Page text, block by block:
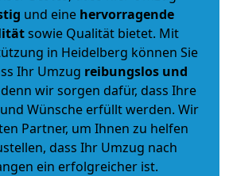
und eine hervorragende
sowie Qualität bietet. Mit
in Heidelberg können Sie
Ihr Umzug reibungslos und
wir sorgen dafür, dass Ihre
Wünsche erfüllt werden. Wir
Partner, um Ihnen zu helfen
dass Ihr Umzug nach
ein erfolgreicher ist.